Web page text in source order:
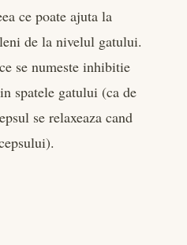
ce poate ajuta la
de la nivelul gatului.
se numeste inhibitie
spatele gatului (ca de
se relaxeaza cand